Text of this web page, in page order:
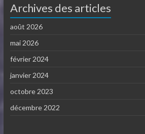
Archives des articles
août 2026
mai 2026
février 2024
janvier 2024
octobre 2023
décembre 2022